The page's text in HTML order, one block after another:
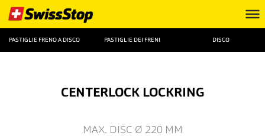
PASTIGLIE FRENO A DISCO PASTIGLIE DEI FRENI DISCO
CENTERLOCK LOCKRING
MAX. DISC Ø 220 MM